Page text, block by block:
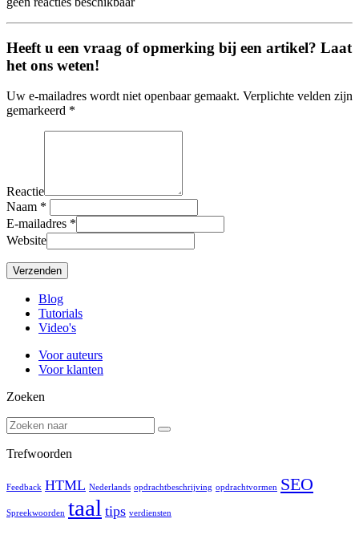
Heeft u een vraag of opmerking bij een artikel? Laat
het ons weten!
Uw e-mailadres wordt niet openbaar gemaakt. Verplichte velden zijn
gemarkeerd *
Reactie
Naam *
E-mailadres *
Website
Blog
Tutorials
Video's
Voor auteurs
Voor klanten
Zoeken
Trefwoorden
Feedback HTML Nederlands opdrachtbeschrijving opdrachtvormen SEO
Spreekwoorden taal tips verdiensten